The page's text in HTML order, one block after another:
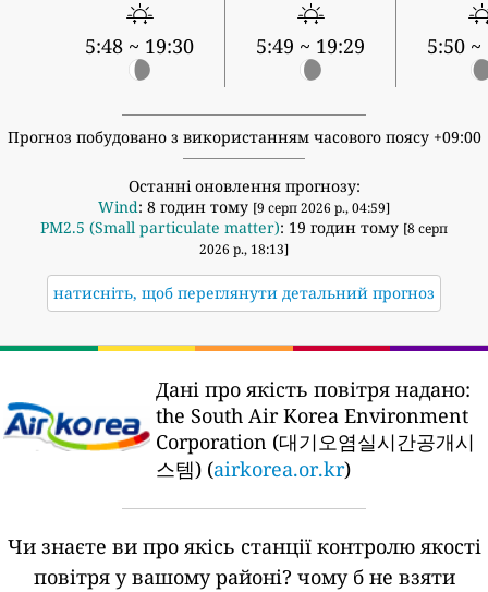
5:48 ~ 19:30 5:49 ~ 19:29 5:50 ~
Прогноз побудовано з використанням часового поясу +09:00
Останні оновлення прогнозу:
Wind: 8 годин тому [9 серп 2026 р., 04:59]
PM2.5 (Small particulate matter): 19 годин тому [8 серп
2026 р., 18:13]
натисніть, щоб переглянути детальний прогноз
Дані про якість повітря надано:
the South Air Korea Environment
Corporation (대기오염실시간공개시
스템) (airkorea.or.kr)
Чи знаєте ви про якісь станції контролю якості
повітря у вашому районі? чому б не взяти